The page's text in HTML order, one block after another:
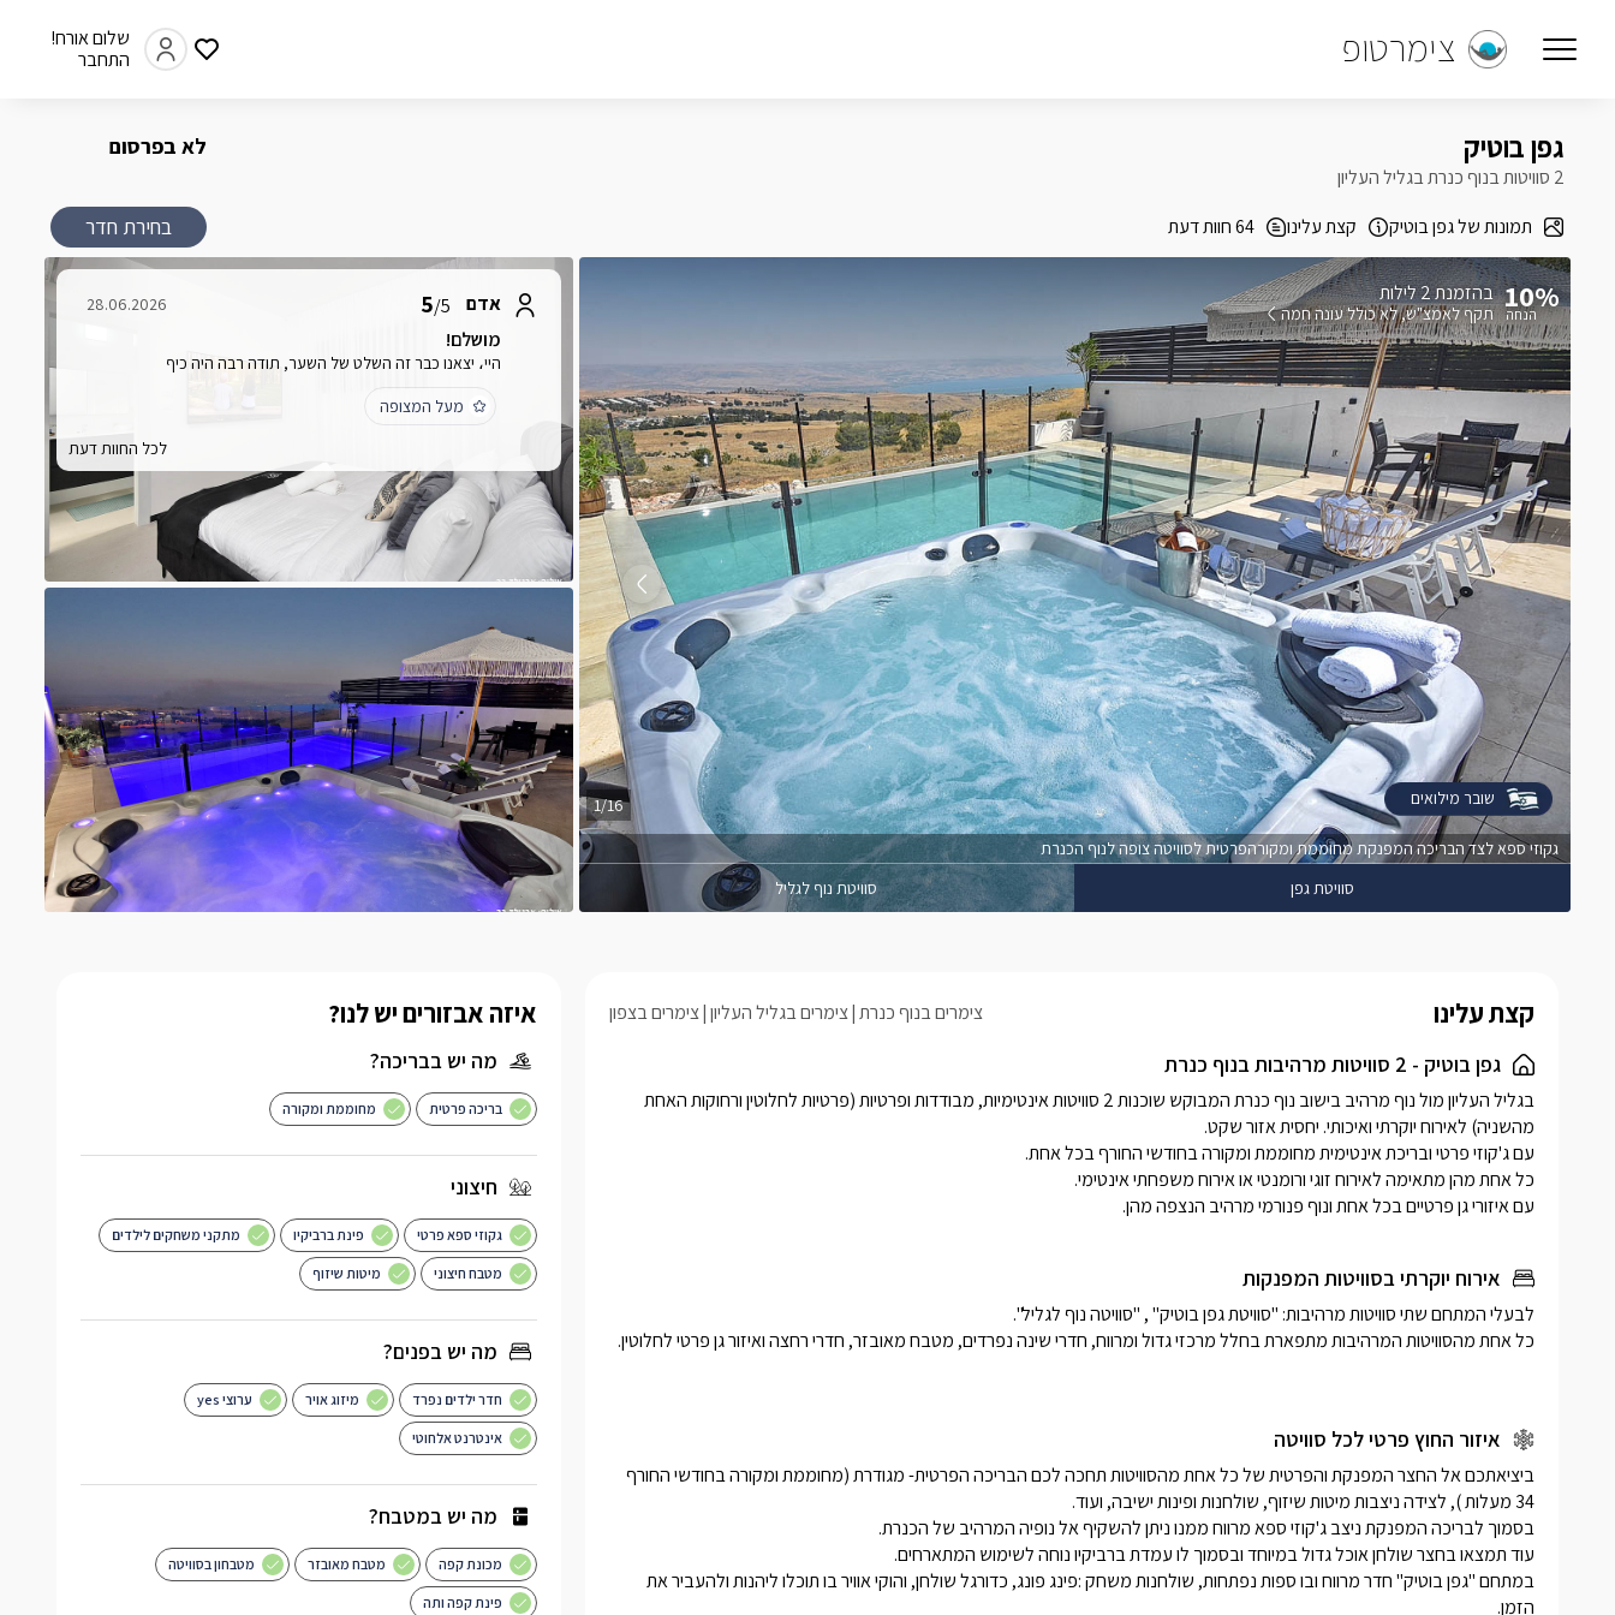
צימרטופ
שלום אורח!
התחבר
גפן בוטיק
2 סוויטות בנוף כנרת בגליל העליון
תמונות של גפן בוטיק
קצת עלינו 64 חוות דעת
לא בפרסום
בחירת חדר
גקוזי ספא לצד הבריכה המפנקת מחוממת ומקורהפרטית לסוויטה צופה לנוף הכנרת
1/16
סוויטת גפן סוויטת נוף לגליל
10% בהזמנת 2 לילות
תקף לאמצ"ש לא כולל עונה חמה אדם 5/5
28.06.2026
מושלם!
היי، יצאנו כבר זה השלט של השער, תודה רבה היה כיף
מעל המצופה
לכל החוות דעת
שובר מילואים
קצת עלינו צימרים בנוף כנרת צימרים בגליל העליון צימרים בצפון
גפן בוטיק - 2 סוויטות מרהיבות בנוף כנרת
עם איזורי גן פרטיים בכל אחת ונוף פנורמי מרהיב הנצפה מהן.
אירוח יוקרתי בסוויטות המפנקות
איזור החוץ פרטי לכל סוויטה
איזה אבזורים יש לנו?
מה יש בבריכה?
בריכה פרטית מחוממת ומקורה
חיצוני
גקוזי ספא פרטי פינת ברביקיו מתקני משחקים לילדים
מטבח חיצוני מיטות שיזוף
מה יש בפנים?
חדר ילדים נפרד מיזוג אויר ערוצי yes
אינטרנט אלחוטי
מה יש במטבח?
מכונת קפה מטבח מאובזר מטבחון בסוויטה
פינת קפה ותה